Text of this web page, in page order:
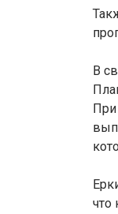
В
При
что